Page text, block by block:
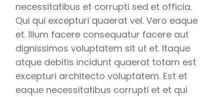
necessitatibus et corrupti sed et officia.
Qui qui excepturi quaerat vel. Vero eaque
et. Illum facere consequatur facere aut
dignissimos voluptatem sit ut et. Itaque
atque debitis incidunt quaerat totam est
excepturi architecto voluptatem. Est et
eaque necessitatibus corrupti et et qui